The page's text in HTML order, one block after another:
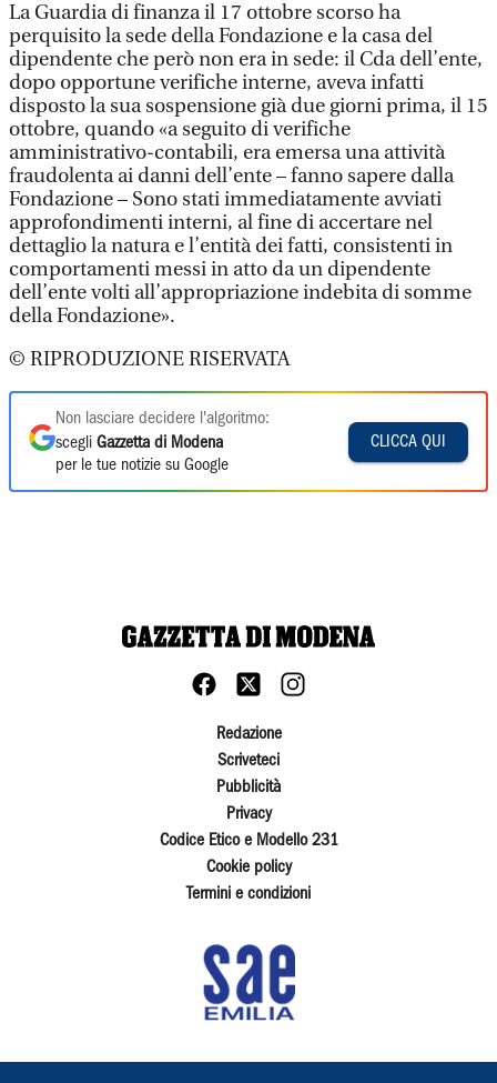
La Guardia di finanza il 17 ottobre scorso ha
perquisito la sede della Fondazione e la casa del
dipendente che però non era in sede: il Cda dell’ente,
dopo opportune verifiche interne, aveva infatti
disposto la sua sospensione già due giorni prima, il 15
ottobre, quando «a seguito di verifiche
amministrativo-contabili, era emersa una attività
fraudolenta ai danni dell’ente – fanno sapere dalla
Fondazione – Sono stati immediatamente avviati
approfondimenti interni, al fine di accertare nel
dettaglio la natura e l’entità dei fatti, consistenti in
comportamenti messi in atto da un dipendente
dell’ente volti all’appropriazione indebita di somme
della Fondazione».
© RIPRODUZIONE RISERVATA
Non lasciare decidere l'algoritmo:
scegli Gazzetta di Modena
per le tue notizie su Google
CLICCA QUI
Redazione
Scriveteci
Pubblicità
Privacy
Codice Etico e Modello 231
Cookie policy
Termini e condizioni